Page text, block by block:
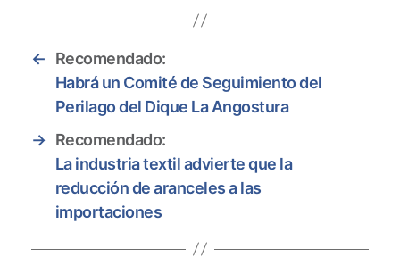
←
Recomendado:
Habrá un Comité de Seguimiento del
Perilago del Dique La Angostura
→ Recomendado:
La industria textil advierte que la
reducción de aranceles a las
importaciones